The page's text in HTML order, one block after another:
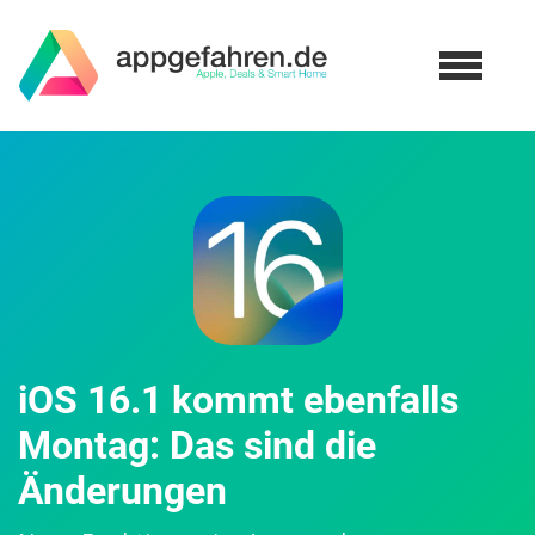
iOS 16.1 kommt ebenfalls
Montag: Das sind die
Änderungen